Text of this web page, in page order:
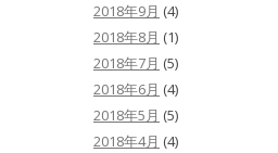
2018年9月 (4)
2018年8月 (1)
2018年7月 (5)
2018年6月 (4)
2018年5月 (5)
2018年4月 (4)